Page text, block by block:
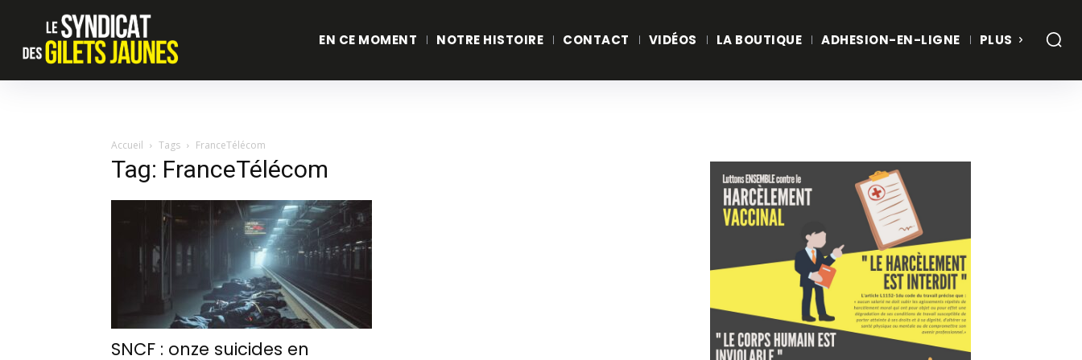
EN CE MOMENT NOTRE HISTOIRE CONTACT VIDÉOS LA BOUTIQUE ADHESION-EN-LIGNE PLUS
Accueil Tags FranceTélécom
Tag: FranceTélécom
SNCF : onze suicides en